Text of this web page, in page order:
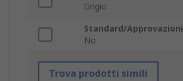
Grigio
Standard/Approvazioni
No
Trova prodotti simili